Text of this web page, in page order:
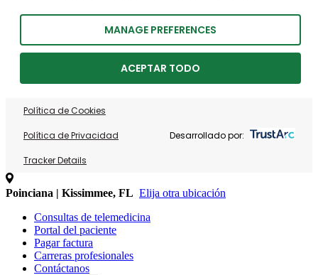
MANAGE PREFERENCES
ACEPTAR TODO
Política de Cookies
Política de Privacidad
Tracker Details
Desarrollado por:
Poinciana | Kissimmee, FL Elija otra ubicación
Consultas de telemedicina
Portal del paciente
Pagar factura
Carreras profesionales
Contáctanos